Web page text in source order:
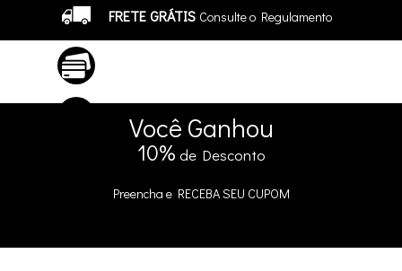
FRETE GRÁTIS Consulte o Regulamento
5% DE DESCONTO no Pix e Boleto
Você Ganhou
10% de Desconto
Preencha e RECEBA SEU CUPOM